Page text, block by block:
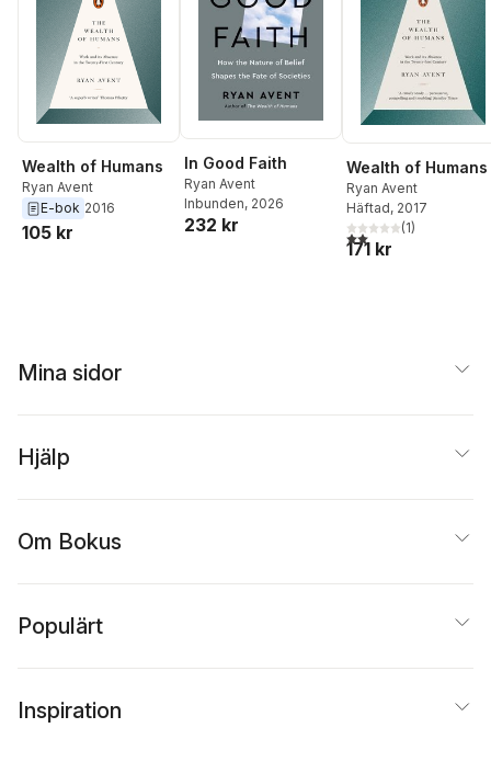
Wealth of Humans
Ryan Avent
E-bok 2016
105 kr
In Good Faith
Ryan Avent
Inbunden, 2026
232 kr
Wealth of Humans
Ryan Avent
Häftad, 2017
2,0utav 5 stjärnor.
(1)
171 kr
Mina sidor
Hjälp
Om Bokus
Populärt
Inspiration